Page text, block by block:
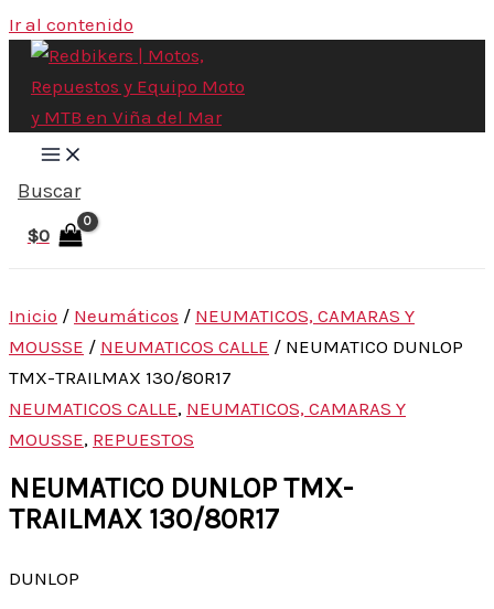
Ir al contenido
Buscar
$0
Inicio / Neumáticos / NEUMATICOS, CAMARAS Y
MOUSSE / NEUMATICOS CALLE / NEUMATICO DUNLOP
TMX-TRAILMAX 130/80R17
NEUMATICOS CALLE, NEUMATICOS, CAMARAS Y
MOUSSE, REPUESTOS
NEUMATICO DUNLOP TMX-
TRAILMAX 130/80R17
DUNLOP